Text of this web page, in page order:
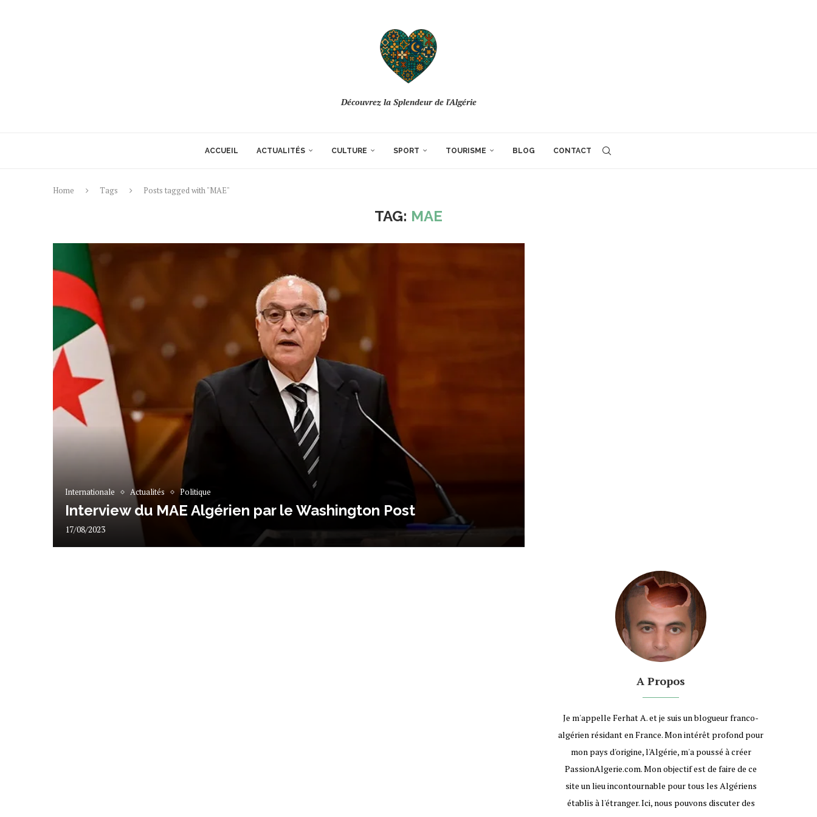
Découvrez la Splendeur de l'Algérie
ACCUEIL ACTUALITÉS CULTURE SPORT TOURISME BLOG CONTACT
Home Tags Posts tagged with "MAE"
TAG: MAE
Internationale Actualités Politique
Interview du MAE Algérien par le Washington Post
17/08/2023
A Propos
Je m'appelle Ferhat A. et je suis un blogueur franco-
algérien résidant en France. Mon intérêt profond pour
mon pays d'origine, l'Algérie, m'a poussé à créer
PassionAlgerie.com. Mon objectif est de faire de ce
site un lieu incontournable pour tous les Algériens
établis à l'étranger. Ici, nous pouvons discuter des